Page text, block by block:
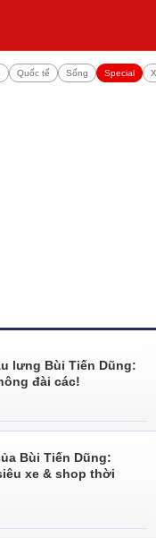
Quốc tế Sống Special
lưng Bùi Tiến Dũng:
đài các!
Bùi Tiến Dũng:
xe & shop thời